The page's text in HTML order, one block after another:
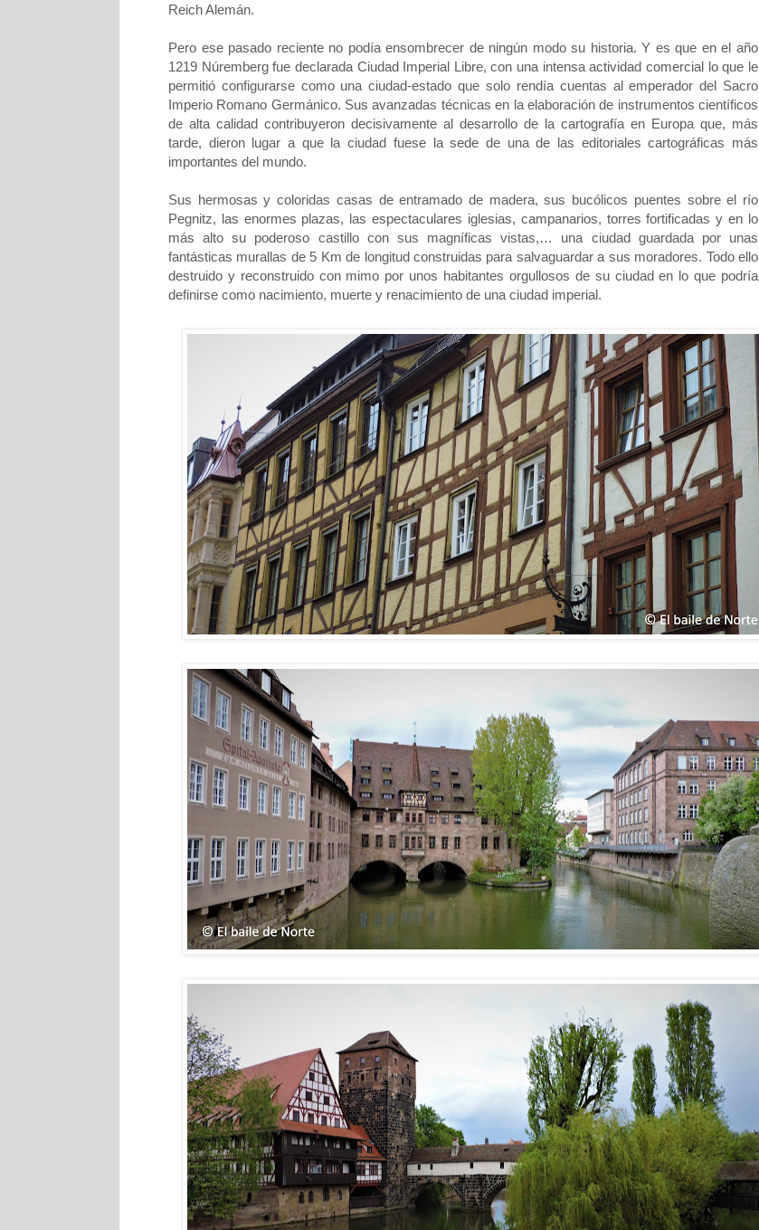
Reich Alemán.
Pero ese pasado reciente no podía ensombrecer de ningún modo su historia. Y es que en el año
1219 Núremberg fue declarada Ciudad Imperial Libre, con una intensa actividad comercial lo que le
permitió configurarse como una ciudad-estado que solo rendía cuentas al emperador del Sacro
Imperio Romano Germánico. Sus avanzadas técnicas en la elaboración de instrumentos científicos
de alta calidad contribuyeron decisivamente al desarrollo de la cartografía en Europa que, más
tarde, dieron lugar a que la ciudad fuese la sede de una de las editoriales cartográficas más
importantes del mundo.
Sus hermosas y coloridas casas de entramado de madera, sus bucólicos puentes sobre el río
Pegnitz, las enormes plazas, las espectaculares iglesias, campanarios, torres fortificadas y en lo
más alto su poderoso castillo con sus magníficas vistas,… una ciudad guardada por unas
fantásticas murallas de 5 Km de longitud construidas para salvaguardar a sus moradores. Todo ello
destruido y reconstruido con mimo por unos habitantes orgullosos de su ciudad en lo que podría
definirse como nacimiento, muerte y renacimiento de una ciudad imperial.